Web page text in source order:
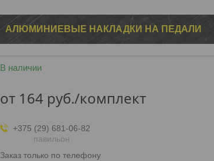
АЛЮМИНИЕВЫЕ НАКЛАДКИ НА ПЕДАЛИ
В наличии
от 164 руб./комплект
+375 (29) 681-06-82
павильон
Заказ только по телефону